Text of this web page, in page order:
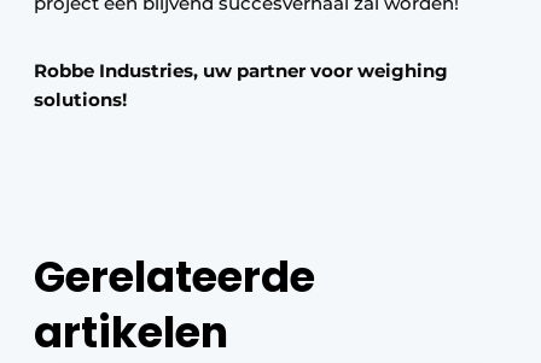
Robbe Industries, uw partner voor weighing
solutions!
Gerelateerde
artikelen